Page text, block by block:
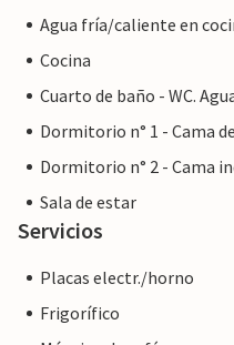
Agua fría/caliente en
Cocina
Cuarto de baño - WC.
Dormitorio n° 1 - Cama
Dormitorio n° 2 - Cama
Sala de estar
Servicios
Placas electr./horno
Frigorífico